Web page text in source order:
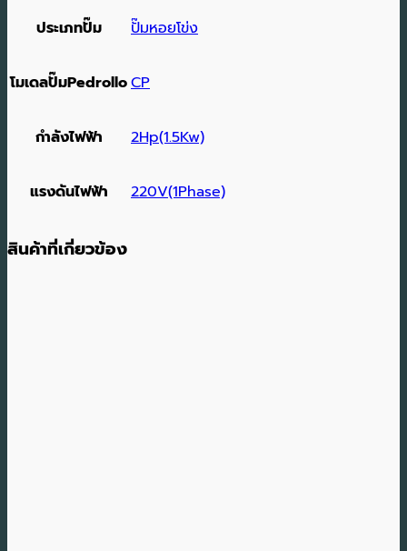
ประเภทปั๊ม ปั๊มหอยโข่ง
โมเดลปั๊มPedrolloCP
กำลังไฟฟ้า 2Hp(1.5Kw)
แรงดันไฟฟ้า 220V(1Phase)
สินค้าที่เกี่ยวข้อง